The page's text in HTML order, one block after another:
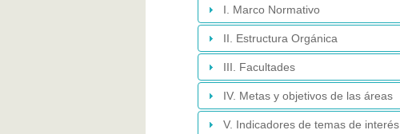
I. Marco Normativo
II. Estructura Orgánica
III. Facultades
IV. Metas y objetivos de las áreas
V. Indicadores de temas de interés